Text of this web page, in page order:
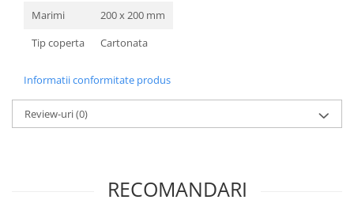
Marimi
200 x 200 mm
Tip coperta
Cartonata
Informatii conformitate produs
Review-uri(0)
RECOMANDARI